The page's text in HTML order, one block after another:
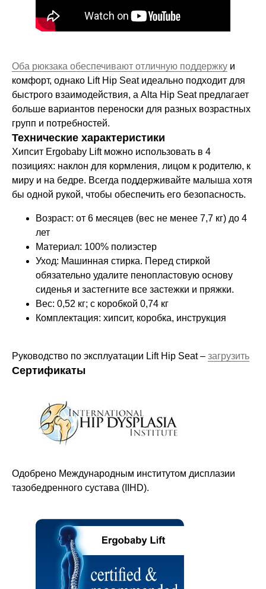
Оба рюкзака обеспечивают отличную поддержку и
комфорт, однако Lift Hip Seat идеально подходит для
быстрого взаимодействия, а Alta Hip Seat предлагает
больше вариантов переноски для разных возрастных
групп и потребностей.
Технические характеристики
Хипсит Ergobaby Lift можно использовать в 4
позициях: наклон для кормления, лицом к родителю, к
миру и на бедре. Всегда поддерживайте малыша хотя
бы одной рукой, чтобы обеспечить его безопасность.
Возраст: от 6 месяцев (вес не менее 7,7 кг) до 4
лет
Материал: 100% полиэстер
Уход: Машинная стирка. Перед стиркой
обязательно удалите пенопластовую основу
сиденья и застегните все застежки и пряжки.
Вес: 0,52 кг; с коробкой 0,74 кг
Комплектация: хипсит, коробка, инструкция
Руководство по эксплуатации Lift Hip Seat – загрузить
Сертификаты
Одобрено Международным институтом дисплазии
тазобедренного сустава (IIHD).
Оставайтесь в курсе новостей и
Договор-оферта